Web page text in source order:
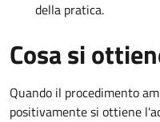
della pratica.
Cosa si
Quando il procedimento
positivamente si ottiene